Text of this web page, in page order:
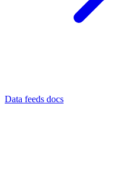
Data feeds docs